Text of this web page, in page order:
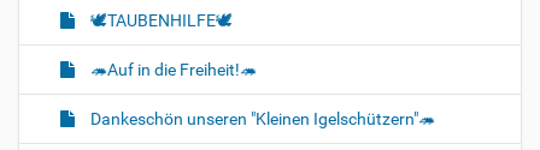
🕊️TAUBENHILFE🕊️
🦔Auf in die Freiheit!🦔
Dankeschön unseren "Kleinen Igelschützern"🦔